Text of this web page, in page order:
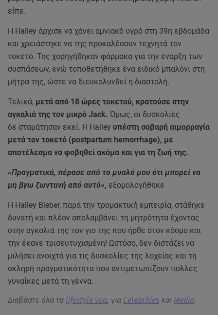
είπε.
Η Hailey άρχισε να χάνει αμνιακό υγρό στη 39η εβδομάδα
και χρειάστηκε να της προκαλέσουν τεχνητά τον
τοκετό. Της χορηγήθηκαν φάρμακα για την έναρξη των
συσπάσεων, ενώ τοποθετήθηκε ένα ειδικό μπαλόνι στη
μήτρα της, ώστε να διευκολυνθεί η διαστολή.
Τελικά, μετά από 18 ώρες τοκετού, κρατούσε στην
αγκαλιά της τον μικρό Jack. Όμως, οι δυσκολίες
δε σταμάτησαν εκεί. Η Hailey υπέστη σοβαρή αιμορραγία
μετά τον τοκετό (postpartum hemorrhage), με
αποτέλεσμα να φοβηθεί ακόμα και για τη ζωή της.
«Πραγματικά, πέρασε από το μυαλό μου ότι μπορεί να
μη βγω ζωντανή από αυτό», εξομολογήθηκε
Η Hailey Bieber, παρά την τρομακτική εμπειρία, στάθηκε
δυνατή και πλέον απολαμβάνει τη μητρότητα έχοντας
στην αγκαλιά της τον γιο της που ήρθε στον κόσμο και
την έκανε τρισευτυχισμένη! Ωστόσο, δεν διστάζει να
μιλήσει ανοιχτά για τις δυσκολίες της λοχείας και τη
σκληρή πραγματικότητα που αντιμετωπίζουν πολλές
γυναίκες μετά τη γέννα.
Διαβάστε όλα τα lifestyle νεα, για Celebrities και Media.